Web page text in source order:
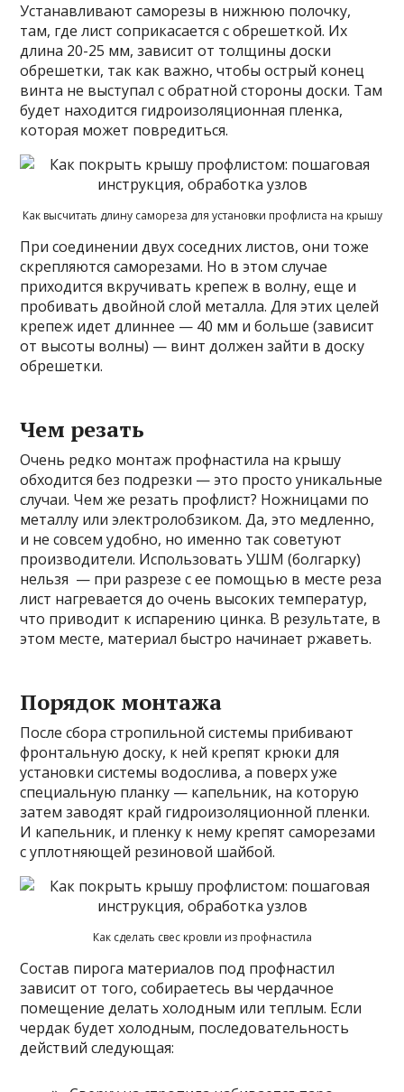
Устанавливают саморезы в нижнюю полочку,
там, где лист соприкасается с обрешеткой. Их
длина 20-25 мм, зависит от толщины доски
обрешетки, так как важно, чтобы острый конец
винта не выступал с обратной стороны доски. Там
будет находится гидроизоляционная пленка,
которая может повредиться.
Как высчитать длину самореза для установки профлиста на крышу
При соединении двух соседних листов, они тоже
скрепляются саморезами. Но в этом случае
приходится вкручивать крепеж в волну, еще и
пробивать двойной слой металла. Для этих целей
крепеж идет длиннее — 40 мм и больше (зависит
от высоты волны) — винт должен зайти в доску
обрешетки.
Чем резать
Очень редко монтаж профнастила на крышу
обходится без подрезки — это просто уникальные
случаи. Чем же резать профлист? Ножницами по
металлу или электролобзиком. Да, это медленно,
и не совсем удобно, но именно так советуют
производители. Использовать УШМ (болгарку)
нельзя — при разрезе с ее помощью в месте реза
лист нагревается до очень высоких температур,
что приводит к испарению цинка. В результате, в
этом месте, материал быстро начинает ржаветь.
Порядок монтажа
После сбора стропильной системы прибивают
фронтальную доску, к ней крепят крюки для
установки системы водослива, а поверх уже
специальную планку — капельник, на которую
затем заводят край гидроизоляционной пленки.
И капельник, и пленку к нему крепят саморезами
с уплотняющей резиновой шайбой.
Как сделать свес кровли из профнастила
Состав пирога материалов под профнастил
зависит от того, собираетесь вы чердачное
помещение делать холодным или теплым. Если
чердак будет холодным, последовательность
действий следующая: